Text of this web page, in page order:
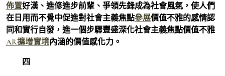
佈置好漢、進修進步前輩、爭領先鋒成為社會風氣，使人們
在日用而不覺中促進對社會主義焦點參展價值不雅的感情認
同和實行自發，進一個步驟豐盛深化社會主義焦點價值不雅
AR擴增實境內涵的價值感化力。
四